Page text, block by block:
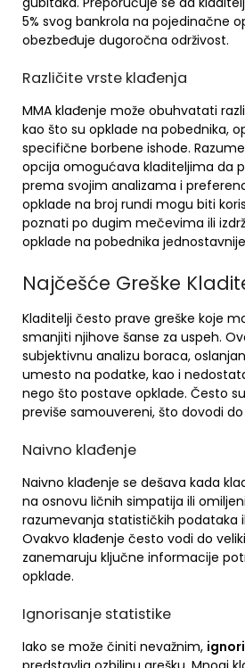
5% svog bankrola na pojedinačne
obezbeđuje dugoročna održivost.
Različite vrste klađenja
MMA klađenje može obuhvatati
kao što su opklade na pobednika,
specifične borbene ishode.
opcija omogućava kladiteljima da
prema svojim analizama i
opklade na broj rundi mogu biti
poznati po dugim mečevima ili
opklade na pobednika
Najčešće Greške
Kladitelji često prave greške koje
smanjiti njihove šanse za uspeh.
subjektivnu analizu boraca,
umesto na podatke, kao i
nego što postave opklade. Često
previše samouvereni, što dovodi
Naivno klađenje
Naivno klađenje se dešava kada
na osnovu ličnih simpatija ili
razumevanja statističkih podataka
Ovakvo klađenje često vodi do
zanemaruju ključne informacije
opklade.
Ignorisanje statistike
Iako se može činiti nevažnim,